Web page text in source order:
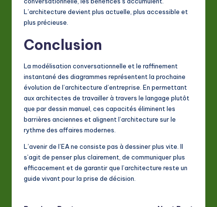
L’architecture devient plus actuelle, plus accessible et
plus précieuse.
Conclusion
La modélisation conversationnelle et le raffinement
instantané des diagrammes représentent la prochaine
évolution de l’architecture d’entreprise. En permettant
aux architectes de travailler à travers le langage plutôt
que par dessin manuel, ces capacités éliminent les
barrières anciennes et alignent l’architecture sur le
rythme des affaires modernes.
L’avenir de l’EA ne consiste pas à dessiner plus vite. Il
s’agit de penser plus clairement, de communiquer plus
efficacement et de garantir que l’architecture reste un
guide vivant pour la prise de décision.